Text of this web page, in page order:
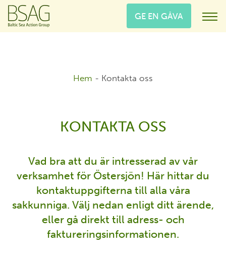
GE EN GÅVA
Hem - Kontakta oss
KONTAKTA OSS
Vad bra att du är intresserad av vår
verksamhet för Östersjön! Här hittar du
kontaktuppgifterna till alla våra
sakkunniga. Välj nedan enligt ditt ärende,
eller gå direkt till adress- och
faktureringsinformationen.